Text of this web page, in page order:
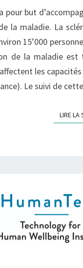
A
T
O
O
S
but
la maladie. La
15’000
de la maladie
les
Le suivi de
LIRE LA